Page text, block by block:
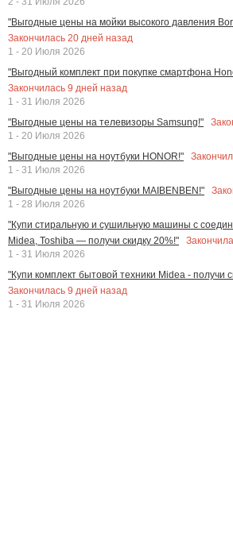
"Выгодные цены на мойки высокого давления
Закончилась 20 дней назад
1 - 20 Июля 2026
"Выгодный комплект при покупке смартфона
Закончилась 9 дней назад
1 - 31 Июля 2026
"Выгодные цены на телевизоры Samsung!"
1 - 20 Июля 2026
"Выгодные цены на ноутбуки HONOR!"
1 - 31 Июля 2026
"Выгодные цены на ноутбуки MAIBENBEN!"
1 - 28 Июля 2026
"Купи стиральную и сушильную машины с
Midea, Toshiba — получи скидку 20%!"
1 - 31 Июля 2026
"Купи комплект бытовой техники Midea - получи
Закончилась 9 дней назад
1 - 31 Июля 2026